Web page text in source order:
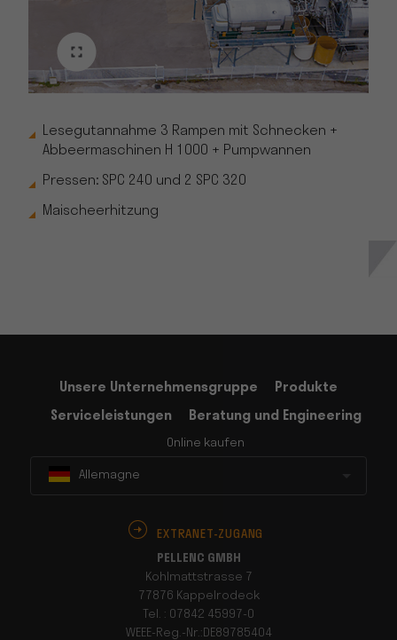
Lesegutannahme 3 Rampen mit Schnecken +
Abbeermaschinen H 1000 + Pumpwannen
Pressen: SPC 240 und 2 SPC 320
Maischeerhitzung
Unsere Unternehmensgruppe
Produkte
Serviceleistungen
Beratung und Engineering
Online kaufen
Allemagne
EXTRANET-ZUGANG
PELLENC GMBH
Kohlmattstrasse 7
77876 Kappelrodeck
Tel. : 07842 45997-0
WEEE-Reg.-Nr.:DE89785404